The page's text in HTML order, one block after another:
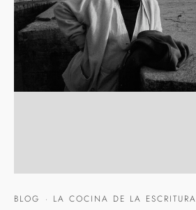
BLOG · LA COCINA DE LA ESCRITURA